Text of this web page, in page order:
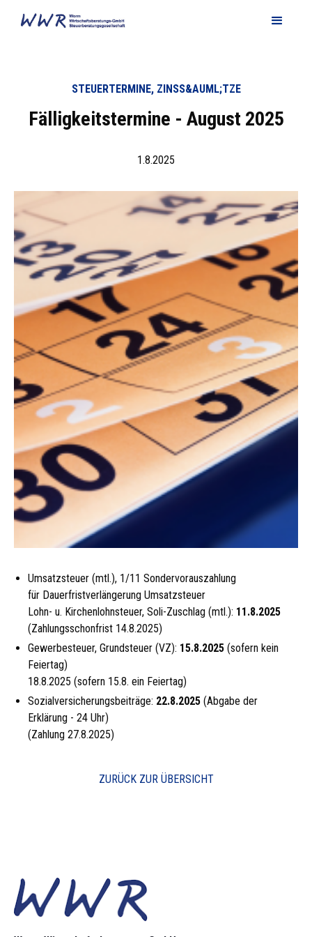
STEUERTERMINE, ZINSS&AUML;TZE
Fälligkeitstermine - August 2025
1.8.2025
Umsatzsteuer (mtl.), 1/11 Sondervorauszahlung
für Dauerfristverlängerung Umsatzsteuer
Lohn- u. Kirchenlohnsteuer, Soli-Zuschlag (mtl.): 11.8.2025
(Zahlungsschonfrist 14.8.2025)
Gewerbesteuer, Grundsteuer (VZ): 15.8.2025 (sofern kein
Feiertag)
18.8.2025 (sofern 15.8. ein Feiertag)
Sozialversicherungsbeiträge: 22.8.2025 (Abgabe der
Erklärung - 24 Uhr)
(Zahlung 27.8.2025)
ZURÜCK ZUR ÜBERSICHT